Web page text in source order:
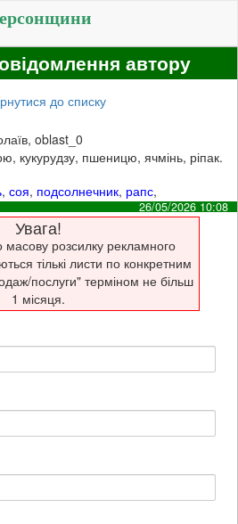
автору
до списку
oblast_0
кукурудзу, пшеницю, ячмінь, ріпак.
,соя, подсолнечник, рапс,
26/05/2026 10:08
Увага!
розсилку рекламного
тількі листи по конкретним
послуги" терміном не більш
1 місяця.